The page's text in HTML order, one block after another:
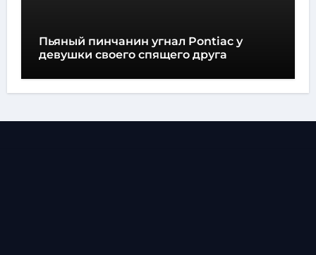
Пьяный пинчанин угнал Pontiac у
девушки своего спящего друга